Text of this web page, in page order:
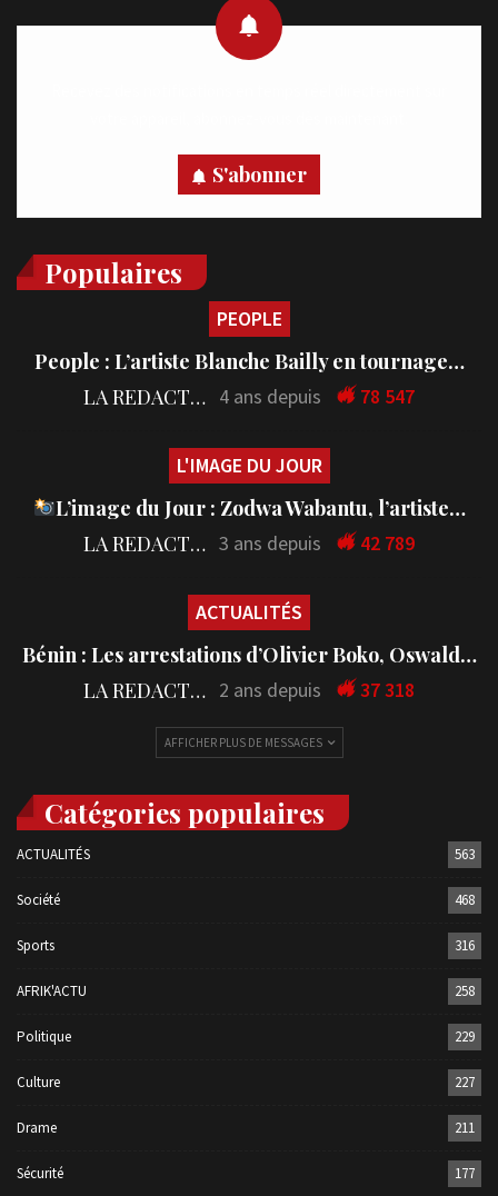
S'abonner
Populaires
PEOPLE
People : L’artiste Blanche Bailly en tournage…
LA REDACTION 4 ans depuis 78 547
L'IMAGE DU JOUR
L’image du Jour : Zodwa Wabantu, l’artiste…
LA REDACTION 3 ans depuis 42 789
ACTUALITÉS
Bénin : Les arrestations d’Olivier Boko, Oswald…
LA REDACTION 2 ans depuis 37 318
AFFICHER PLUS DE MESSAGES
Catégories populaires
ACTUALITÉS 563
Société 468
Sports 316
AFRIK'ACTU 258
Politique 229
Culture 227
Drame 211
Sécurité 177